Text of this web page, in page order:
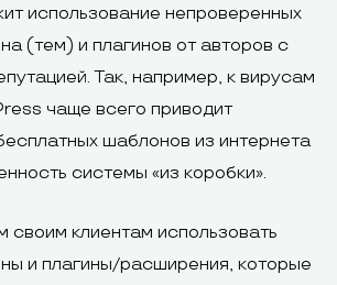
использование непроверенных
(тем) и плагинов от авторов с
Так, например, к вирусам
чаще всего приводит
шаблонов из интернета
системы «из коробки».
клиентам использовать
и плагины/расширения, которые